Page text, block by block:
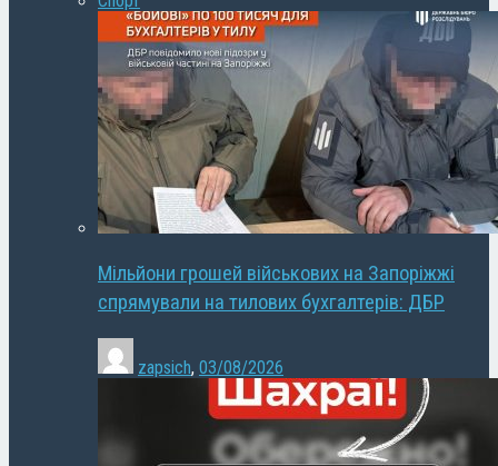
Мільйони грошей військових на Запоріжжі
спрямували на тилових бухгалтерів: ДБР
zapsich, 03/08/2026